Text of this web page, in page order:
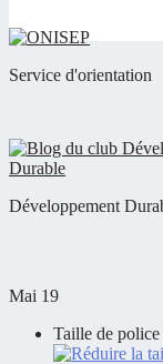
Service d'orientation
Développement
Mai 19
Taille de police